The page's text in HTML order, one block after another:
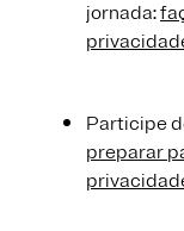
jornada:
Participe
preparar